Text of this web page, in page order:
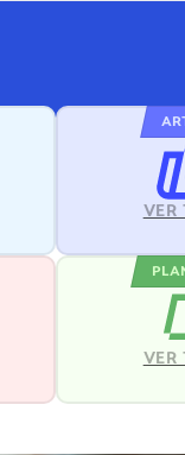
VER
VER